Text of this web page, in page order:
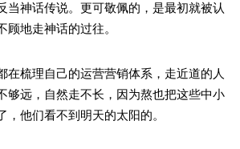
当神话传说。更可敬佩的，是最初就被认
顾地走神话的过往。
梳理自己的运营营销体系，走近道的人
够远，自然走不长，因为熬也把这些中小
，他们看不到明天的太阳的。